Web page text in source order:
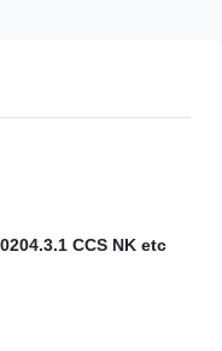
CCS NK etc